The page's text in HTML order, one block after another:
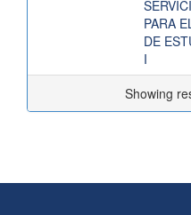
PARA
DE
I
Showing